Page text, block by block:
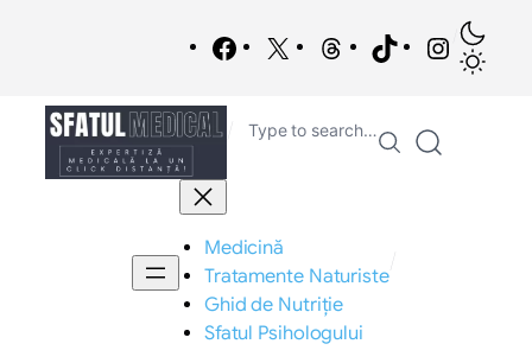
Facebook
X ThreadsTikTok
Type to search…
Medicină
Tratamente Naturiste
Ghid de Nutriție
Sfatul Psihologului